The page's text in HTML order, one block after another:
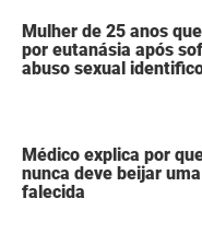
Mulher de 25 anos
por eutanásia após
abuso sexual
Médico explica por
nunca deve beijar
falecida